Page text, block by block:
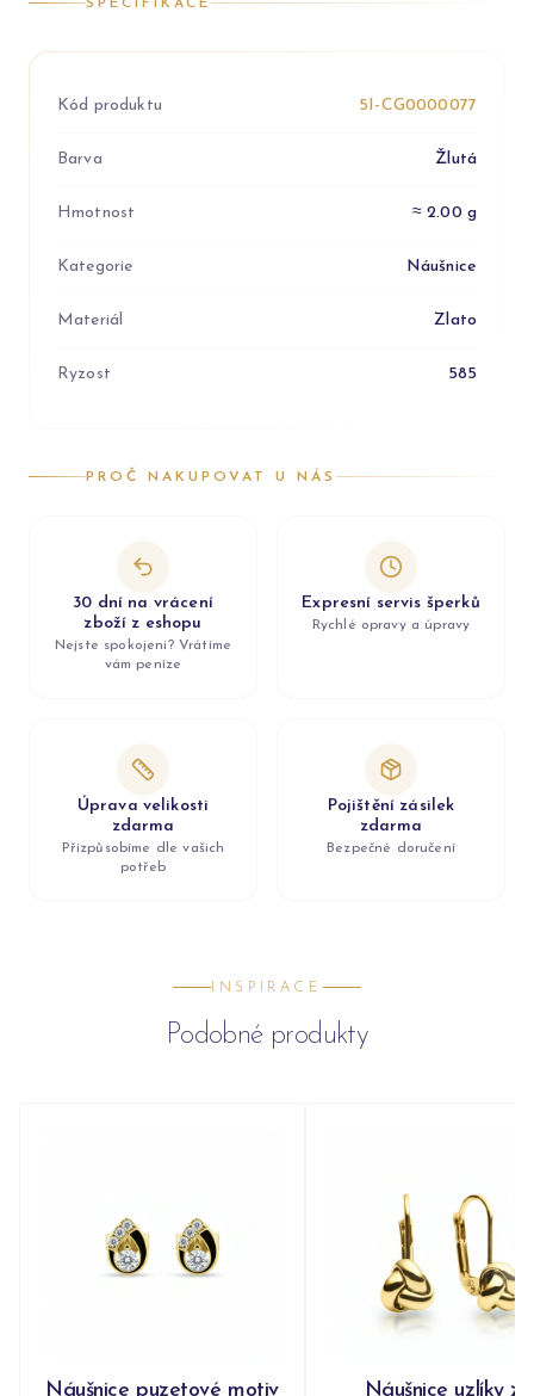
SPECIFIKACE
Kód produktu 5I-CG0000077
Barva Žlutá
Hmotnost ≈ 2.00 g
Kategorie Náušnice
Materiál Zlato
Ryzost 585
PROČ NAKUPOVAT U NÁS
30 dní na vrácení
zboží z eshopu
Nejste spokojeni? Vrátíme
vám peníze
Expresní servis šperků
Rychlé opravy a úpravy
Úprava velikosti
zdarma
Přizpůsobíme dle vašich
potřeb
Pojištění zásilek
zdarma
Bezpečné doručení
INSPIRACE
Podobné produkty
Náušnice puzetové motiv
Náušnice uzlíky ze